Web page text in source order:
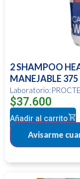
2 SHAMPOO
MANEJABLE 375
$37.600
Añadir al carrito